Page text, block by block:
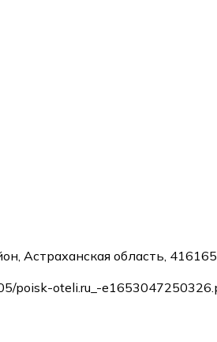
Астраханская область, 416165